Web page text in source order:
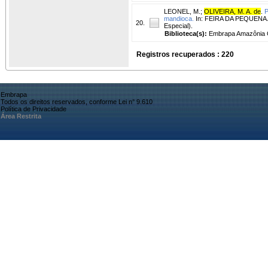
20.
LEONEL, M. ; OLIVEIRA, M. A. de
mandioca. In: FEIRA DA
Especial).
Biblioteca(s): Embrapa Amazônia
Registros recuperados : 220
Embrapa
Todos os direitos reservados, conforme Lei n° 9.610
Política de Privacidade
Área Restrita